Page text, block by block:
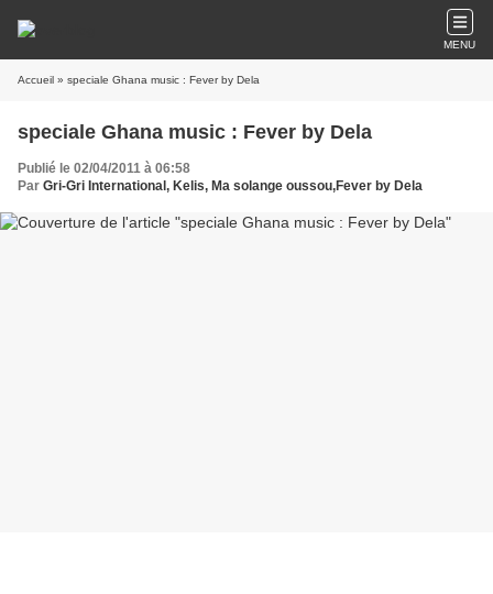
MENU
Accueil » speciale Ghana music : Fever by Dela
speciale Ghana music : Fever by Dela
Publié le 02/04/2011 à 06:58
Par Gri-Gri International, Kelis, Ma solange oussou,Fever by Dela